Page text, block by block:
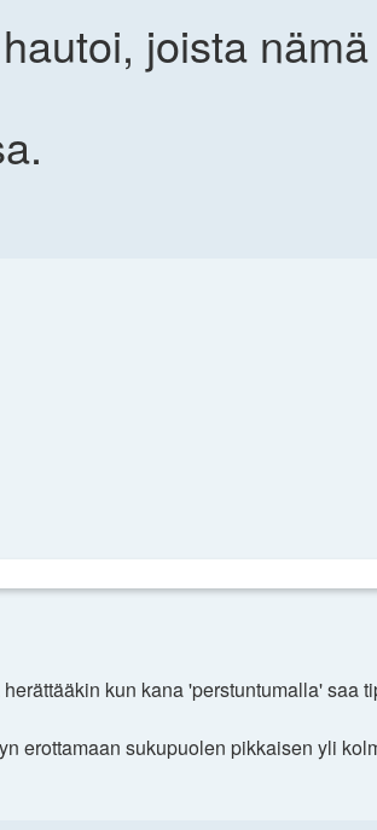
joista
kun kana 'perstuntumalla' saa
erottamaan sukupuolen pikkaisen yli